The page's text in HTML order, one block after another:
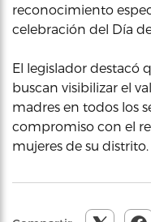
reconocimiento
celebración del Día
El legislador destacó
buscan visibilizar el
madres en todos los
compromiso con el
mujeres de su distrito.